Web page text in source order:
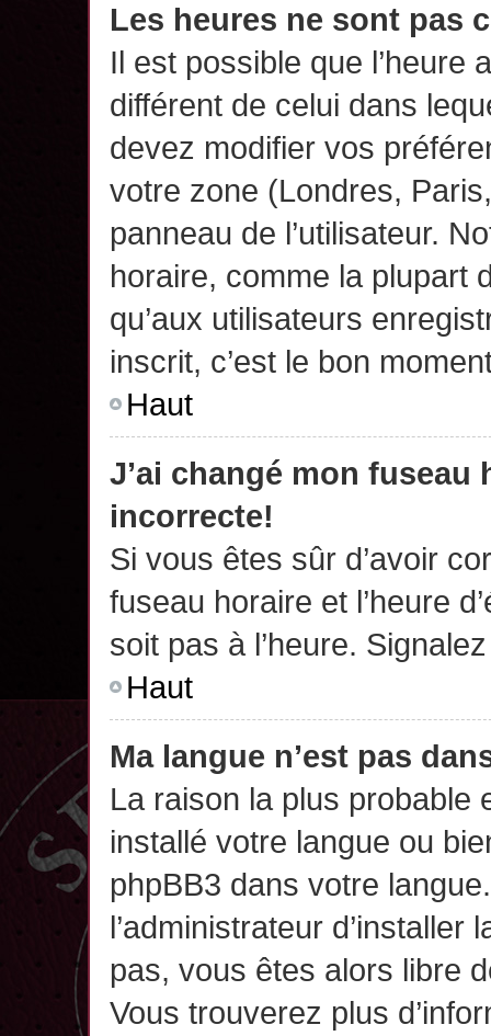
Les heures ne sont pas
Il est possible que l’heure
différent de celui dans
devez modifier vos
votre zone (Londres,
panneau de l’utilisateur.
horaire, comme la plupart
qu’aux utilisateurs
inscrit, c’est le bon
Haut
J’ai changé mon fuseau
incorrecte!
Si vous êtes sûr d’avoir
fuseau horaire et l’heure
soit pas à l’heure.
Haut
Ma langue n’est pas
La raison la plus probable
installé votre langue ou
phpBB3 dans votre
l’administrateur d’installer
pas, vous êtes alors libre
Vous trouverez plus